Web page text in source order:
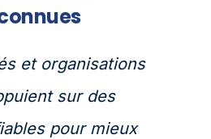
et organisations
sur des
pour mieux